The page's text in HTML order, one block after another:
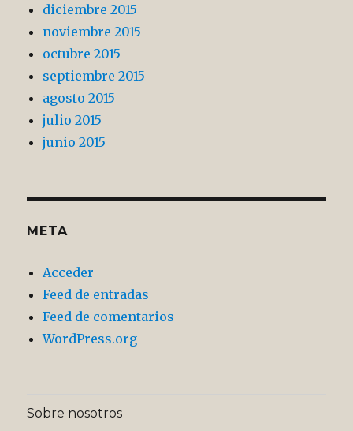
diciembre 2015
noviembre 2015
octubre 2015
septiembre 2015
agosto 2015
julio 2015
junio 2015
META
Acceder
Feed de entradas
Feed de comentarios
WordPress.org
Sobre nosotros